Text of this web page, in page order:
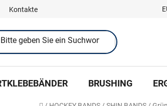
Kontakte
BRUSHING